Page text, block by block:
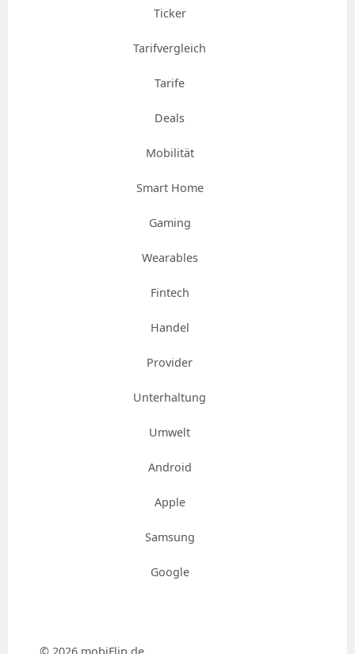
Ticker
Tarifvergleich
Tarife
Deals
Mobilität
Smart Home
Gaming
Wearables
Fintech
Handel
Provider
Unterhaltung
Umwelt
Android
Apple
Samsung
Google